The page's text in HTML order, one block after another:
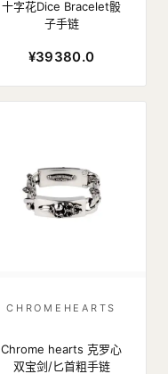
十字花Dice Bracelet骰
子手链
¥39380.0
CHROMEHEARTS
Chrome hearts 克罗心
双宝剑/匕首粗手链